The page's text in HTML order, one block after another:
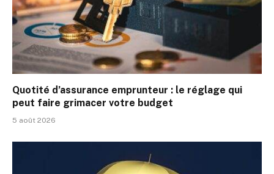
Quotité d’assurance emprunteur : le réglage qui
peut faire grimacer votre budget
5 août 2026